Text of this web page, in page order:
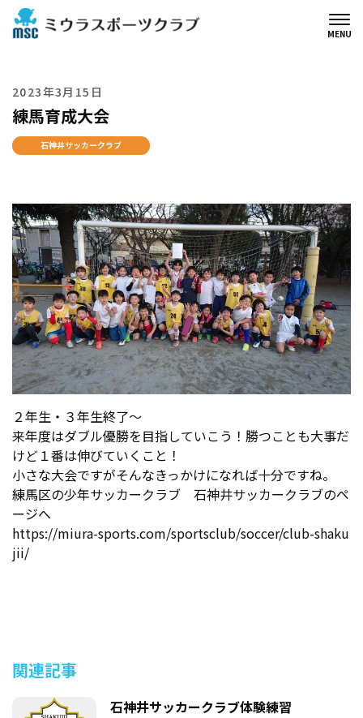
MENU
2023年3月15日
練馬育成大会
石神井サッカークラブ
２年生・３年生終了～
来年度はダブル優勝を目指していこう！勝つことも大事だ
けど１番は伸びていくこと！
小さな大会ですがそんなきっかけになれば十分ですね。
練馬区の少年サッカークラブ 石神井サッカークラブのペ
ージへ
https://miura-sports.com/sportsclub/soccer/club-shaku
jii/
関連記事
石神井サッカークラブ体験練習